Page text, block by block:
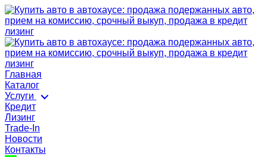
Главная
Каталог
Услуги
Кредит
Лизинг
Trade-In
Новости
Контакты